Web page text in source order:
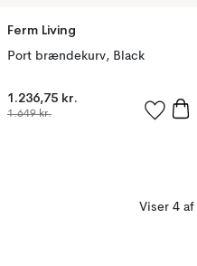
Ferm Living
Port brændekurv, Black
1.236,75 kr.
1.649 kr.
Viser 4